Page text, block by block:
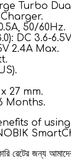
Turbo
50/60Hz.
DC 3.6-
2.4A Max.
27 mm.
Months.
of
রেটের জন্য